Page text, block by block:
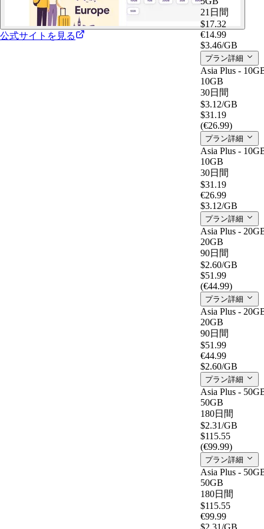
公式サイトを見る
21日間
$17.32
€14.99
$3.46/GB
プラン詳細
Asia Plus -
10GB
30日間
$3.12/GB
$31.19
(€26.99)
プラン詳細
Asia Plus -
10GB
30日間
$31.19
€26.99
$3.12/GB
プラン詳細
Asia Plus -
20GB
90日間
$2.60/GB
$51.99
(€44.99)
プラン詳細
Asia Plus -
20GB
90日間
$51.99
€44.99
$2.60/GB
プラン詳細
Asia Plus -
50GB
180日間
$2.31/GB
$115.55
(€99.99)
プラン詳細
Asia Plus -
50GB
180日間
$115.55
€99.99
$2.31/GB